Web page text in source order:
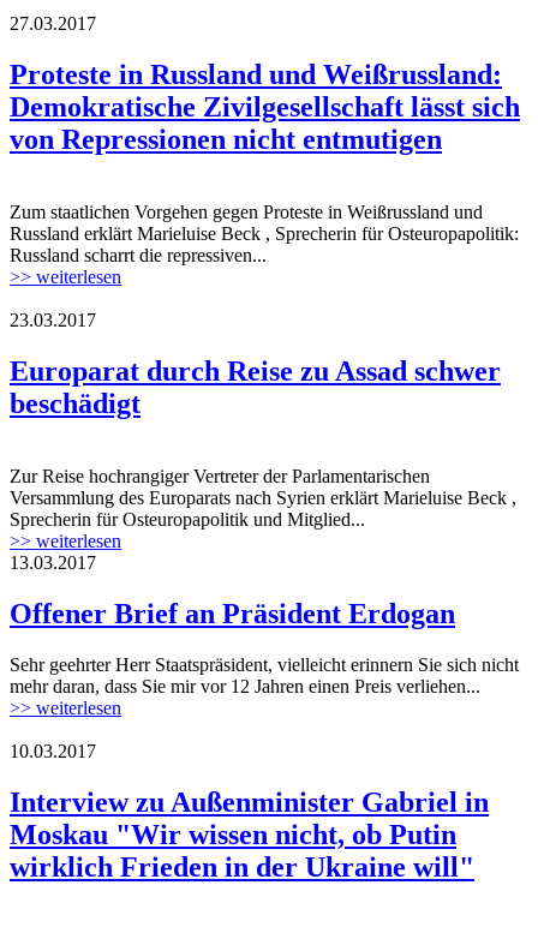
minsk-15.03.2017a.jpg
27.03.2017
Proteste in Russland und Weißrussland:
Demokratische Zivilgesellschaft lässt sich
von Repressionen nicht entmutigen
minsk-15.03.2017a.jpg
Zum staatlichen Vorgehen gegen Proteste in Weißrussland und
Russland erklärt Marieluise Beck , Sprecherin für Osteuropapolitik:
Russland scharrt die repressiven...
>> weiterlesen
Europarat.jpg
23.03.2017
Europarat durch Reise zu Assad schwer
beschädigt
Europarat.jpg
Zur Reise hochrangiger Vertreter der Parlamentarischen
Versammlung des Europarats nach Syrien erklärt Marieluise Beck ,
Sprecherin für Osteuropapolitik und Mitglied...
>> weiterlesen
13.03.2017
Offener Brief an Präsident Erdogan
Sehr geehrter Herr Staatspräsident, vielleicht erinnern Sie sich nicht
mehr daran, dass Sie mir vor 12 Jahren einen Preis verliehen...
>> weiterlesen
deutschlandfunk-logo.jpg
10.03.2017
Interview zu Außenminister Gabriel in
Moskau "Wir wissen nicht, ob Putin
wirklich Frieden in der Ukraine will"